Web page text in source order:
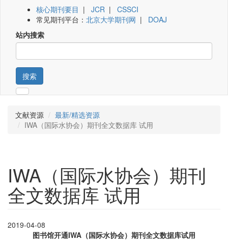
核心期刊要目 | JCR | CSSCI
常见期刊平台： 北京大学期刊网 | DOAJ
站内搜索
搜索
文献资源
最新/精选资源
IWA（国际水协会）期刊全文数据库 试用
IWA（国际水协会）期刊
全文数据库 试用
2019-04-08
图书馆开通IWA（国际水协会）期刊全文数据库试用